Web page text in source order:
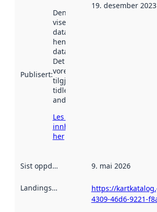
Publisert:
Denne datoen
viser når
datasettet vart
henta inn av
data.norge.no.
Det kan ha
vore
tilgjengeleg
tidlegare
andre stader.
Les meir om
innhenting
her
19. desember 2023
Sist oppdatert 9. mai 2026
Landingsside
https://
4309-46d6-9221-